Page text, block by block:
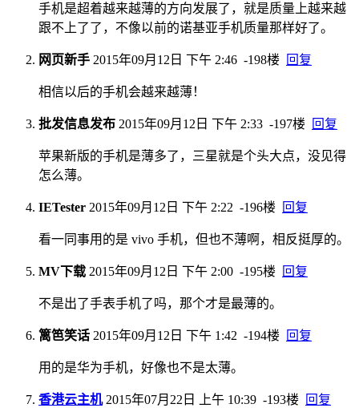
手机是超着越来越薄的方向发展了，就是质量上越来越
跟不上了了，不像以前的诺基亚手机质量那样好了。
网页新手 2015年09月12日 下午 2:46 -198楼 回复
相信以后的手机会越来越薄！
批发信息发布 2015年09月12日 下午 2:33 -197楼 回复
苹果新版的手机是薄多了，三星就是个头大点，没见得
怎么薄。
IETester 2015年09月12日 下午 2:22 -196楼 回复
看一同事用的是 vivo 手机，但也不薄啊，相反挺厚的。
MV下载 2015年09月12日 下午 2:00 -195楼 回复
不是出了手表手机了吗，那个才是最薄的。
篱笆笑话 2015年09月12日 下午 1:42 -194楼 回复
用的是华为手机，好像也不是太薄。
香港云主机 2015年07月22日 上午 10:39 -193楼 回复